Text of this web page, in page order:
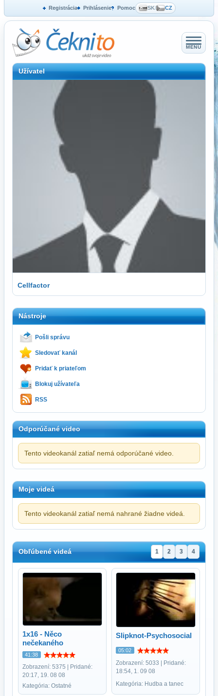
Registrácia Prihlásenie Pomoc SK/ CZ
MENU
Užívatel
Cellfactor
Nástroje
Pošli správu
Sledovať kanál
Pridať k priateľom
Blokuj užívateľa
RSS
Odporúčané video
Tento videokanál zatiaľ nemá odporúčané video.
Moje videá
Tento videokanál zatiaľ nemá nahrané žiadne videá.
Obľúbené videá 1 2 3 4
1x16 - Něco
nečekaného
41:38
Zobrazení: 5375 | Pridané:
20:17, 19. 08 08
Kategória: Ostatné
Slipknot-Psychosocial
05:02
Zobrazení: 5033 | Pridané:
18:54, 1. 09 08
Kategória: Hudba a tanec